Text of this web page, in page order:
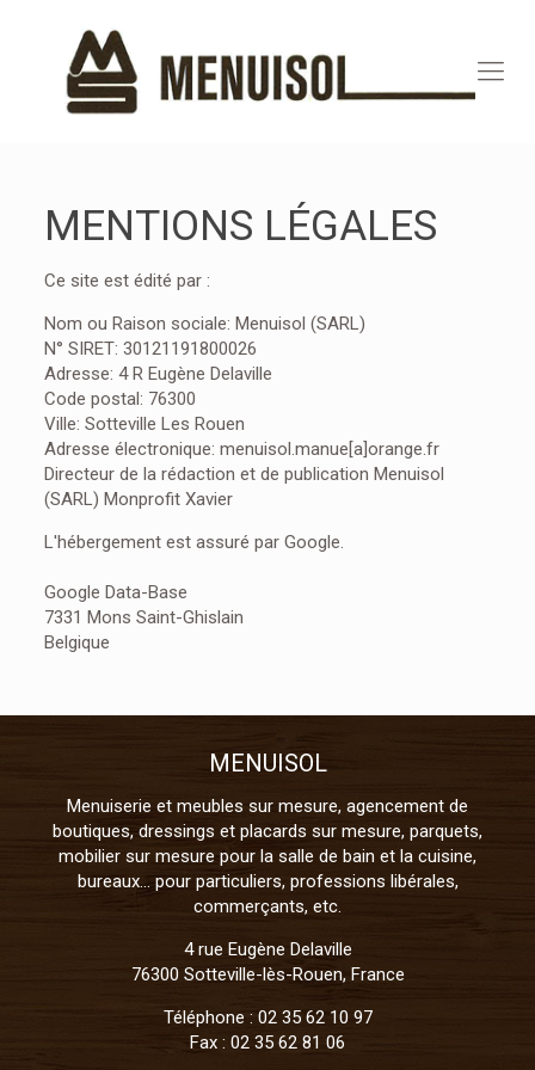
MENTIONS LÉGALES
Ce site est édité par :
Nom ou Raison sociale: Menuisol (SARL)
N° SIRET: 30121191800026
Adresse: 4 R Eugène Delaville
Code postal: 76300
Ville: Sotteville Les Rouen
Adresse électronique: menuisol.manue[a]orange.fr
Directeur de la rédaction et de publication Menuisol
(SARL) Monprofit Xavier
L'hébergement est assuré par Google.
Google Data-Base
7331 Mons Saint-Ghislain
Belgique
MENUISOL
Menuiserie et meubles sur mesure, agencement de
boutiques, dressings et placards sur mesure, parquets,
mobilier sur mesure pour la salle de bain et la cuisine,
bureaux… pour particuliers, professions libérales,
commerçants, etc.
4 rue Eugène Delaville
76300 Sotteville-lès-Rouen, France
Téléphone : 02 35 62 10 97
Fax : 02 35 62 81 06